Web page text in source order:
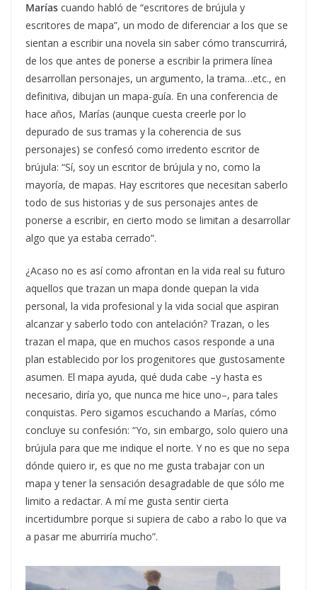
Marías cuando habló de “escritores de brújula y
escritores de mapa”, un modo de diferenciar a los que se
sientan a escribir una novela sin saber cómo transcurrirá,
de los que antes de ponerse a escribir la primera línea
desarrollan personajes, un argumento, la trama…etc., en
definitiva, dibujan un mapa-guía. En una conferencia de
hace años, Marías (aunque cuesta creerle por lo
depurado de sus tramas y la coherencia de sus
personajes) se confesó como irredento escritor de
brújula: “Sí, soy un escritor de brújula y no, como la
mayoría, de mapas. Hay escritores que necesitan saberlo
todo de sus historias y de sus personajes antes de
ponerse a escribir, en cierto modo se limitan a desarrollar
algo que ya estaba cerrado”.
¿Acaso no es así como afrontan en la vida real su futuro
aquellos que trazan un mapa donde quepan la vida
personal, la vida profesional y la vida social que aspiran
alcanzar y saberlo todo con antelación? Trazan, o les
trazan el mapa, que en muchos casos responde a una
plan establecido por los progenitores que gustosamente
asumen. El mapa ayuda, qué duda cabe –y hasta es
necesario, diría yo, que nunca me hice uno–, para tales
conquistas. Pero sigamos escuchando a Marías, cómo
concluye su confesión: “Yo, sin embargo, solo quiero una
brújula para que me indique el norte. Y no es que no sepa
dónde quiero ir, es que no me gusta trabajar con un
mapa y tener la sensación desagradable de que sólo me
limito a redactar. A mí me gusta sentir cierta
incertidumbre porque si supiera de cabo a rabo lo que va
a pasar me aburriría mucho”.